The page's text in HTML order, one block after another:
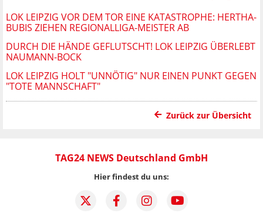
LOK LEIPZIG VOR DEM TOR EINE KATASTROPHE: HERTHA-
BUBIS ZIEHEN REGIONALLIGA-MEISTER AB
DURCH DIE HÄNDE GEFLUTSCHT! LOK LEIPZIG ÜBERLEBT
NAUMANN-BOCK
LOK LEIPZIG HOLT "UNNÖTIG" NUR EINEN PUNKT GEGEN
"TOTE MANNSCHAFT"
Zurück zur Übersicht
TAG24 NEWS Deutschland GmbH
Hier findest du uns: